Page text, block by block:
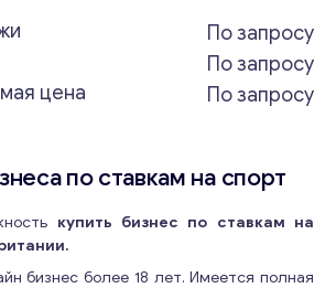
По запросу
По запросу
цена
По запросу
по ставкам на спорт
купить бизнес по ставкам на
бизнес более 18 лет. Имеется полная